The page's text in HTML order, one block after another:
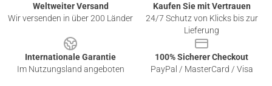
Weltweiter Versand
Wir versenden in über 200 Länder
Kaufen Sie mit Vertrauen
24/7 Schutz von Klicks bis zur
Lieferung
Internationale Garantie
Im Nutzungsland angeboten
100% Sicherer Checkout
PayPal / MasterCard / Visa